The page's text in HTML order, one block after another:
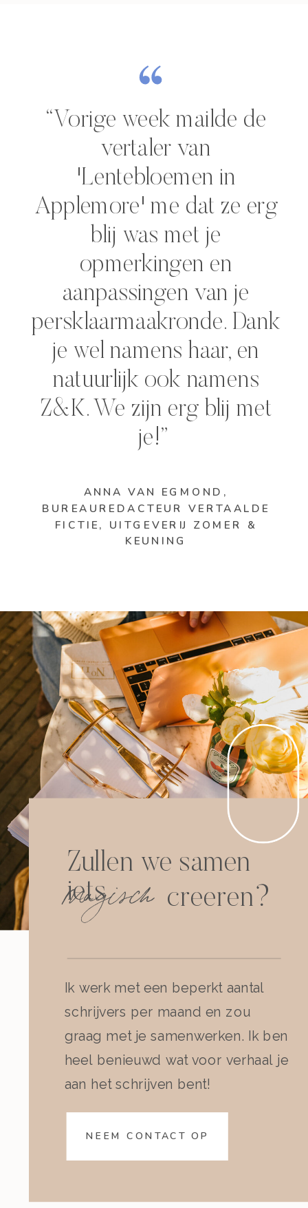
“Vorige week mailde de
vertaler van
'Lentebloemen in
Applemore' me dat ze erg
blij was met je
opmerkingen en
aanpassingen van je
persklaarmaakronde. Dank
je wel namens haar, en
natuurlijk ook namens
Z&K. We zijn erg blij met
je!”
ANNA VAN EGMOND,
BUREAUREDACTEUR VERTAALDE
FICTIE, UITGEVERIJ ZOMER &
KEUNING
Zullen we samen
iets
magisch creeren?
Ik werk met een beperkt aantal
schrijvers per maand en zou
graag met je samenwerken. Ik ben
heel benieuwd wat voor verhaal je
aan het schrijven bent!
NEEM CONTACT OP